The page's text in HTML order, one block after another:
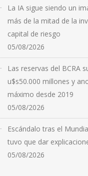
La IA sigue siendo un
más de la mitad de la
capital de riesgo
05/08/2026
Las reservas del BCRA
u$s50.000 millones y
máximo desde 2019
05/08/2026
Escándalo tras el
tuvo que dar
05/08/2026